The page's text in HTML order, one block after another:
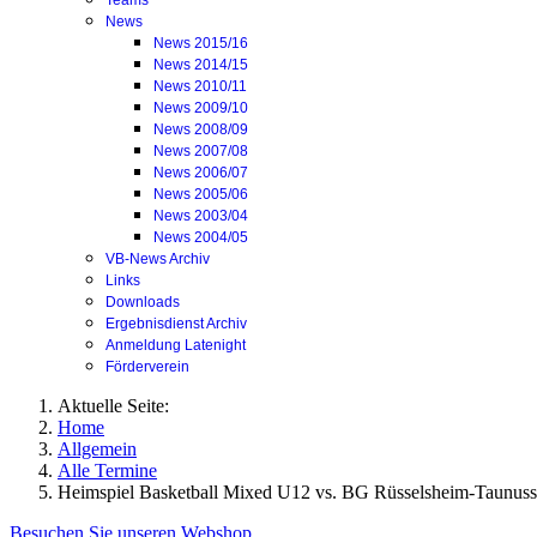
News
News 2015/16
News 2014/15
News 2010/11
News 2009/10
News 2008/09
News 2007/08
News 2006/07
News 2005/06
News 2003/04
News 2004/05
VB-News Archiv
Links
Downloads
Ergebnisdienst Archiv
Anmeldung Latenight
Förderverein
Aktuelle Seite:
Home
Allgemein
Alle Termine
Heimspiel Basketball Mixed U12 vs. BG Rüsselsheim-
Besuchen Sie unseren Webshop